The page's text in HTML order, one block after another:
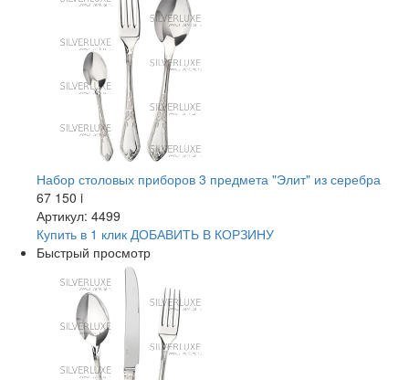
Набор столовых приборов 3 предмета "Элит" из серебра
67 150 i
Артикул: 4499
Купить в 1 клик ДОБАВИТЬ В КОРЗИНУ
Быстрый просмотр